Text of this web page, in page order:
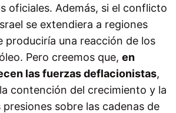
oficiales. Además, si el conflicto
se extendiera a regiones
produciría una reacción de los
Pero creemos que, en
las fuerzas deflacionistas,
contención del crecimiento y la
presiones sobre las cadenas de